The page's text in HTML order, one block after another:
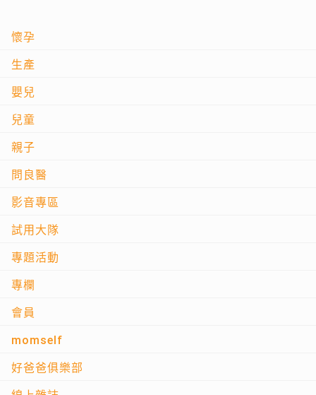
懷孕
生產
嬰兒
兒童
親子
問良醫
影音專區
試用大隊
專題活動
專欄
會員
momself
好爸爸俱樂部